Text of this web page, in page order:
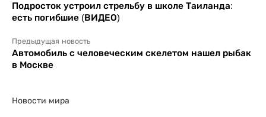
Подросток устроил стрельбу в школе Таиланда:
есть погибшие (ВИДЕО)
Предыдущая новость
Автомобиль с человеческим скелетом нашел рыбак
в Москве
Новости мира